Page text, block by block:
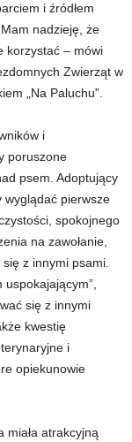
i źródłem
nadzieję, że
korzystać – mówi
Zwierząt w
„Na Paluchu”.
i
poruszone
psem. Adoptujący
wyglądać pierwsze
spokojnego
na zawołanie,
z innymi psami.
uspokajającym”,
się z innymi
kwestię
i
opiekunowie
miała atrakcyjną